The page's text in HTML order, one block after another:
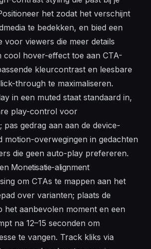
het zodat het verschijnt
te bedekken, en bied een
voor viewers die meer details
cool hover-effect toe aan CTA-
kleurcontrast en leesbare
through te maximaliseren.
in een muted staat standaard in,
play-control voor
pas gedrag aan aan de device-
motion-overwegingen in gedachten
die geen auto-play prefereren.
Monetisatie-alignment
om CTAs te mappen aan het
over varianten; plaats de
het aanbevolen moment en een
na 12–15 seconden om
te vangen. Track kliks via